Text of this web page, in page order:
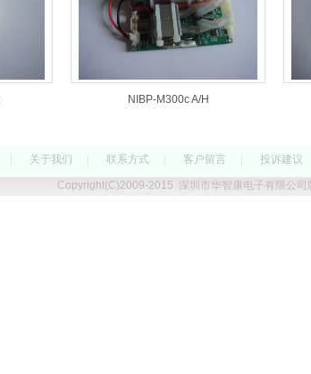
NIBP-M300c A/H
Copyright(C)2009-2015 深圳市华智康电子有限公司
关于我们 联系方式 客户留言 投诉建议